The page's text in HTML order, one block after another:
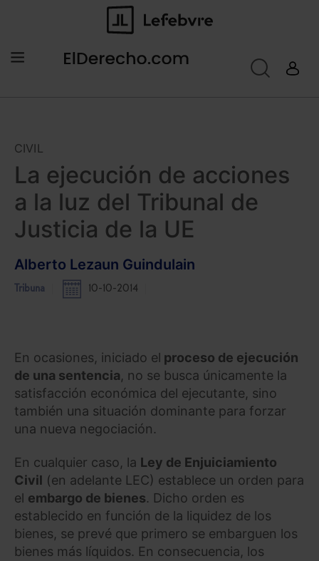
CIVIL
La ejecución de acciones
a la luz del Tribunal de
Justicia de la UE
Alberto Lezaun Guindulain
Tribuna 10-10-2014
En ocasiones, iniciado el proceso de ejecución
de una sentencia, no se busca únicamente la
satisfacción económica del ejecutante, sino
también una situación dominante para forzar
una nueva negociación.
En cualquier caso, la Ley de Enjuiciamiento
Civil (en adelante LEC) establece un orden para
el embargo de bienes. Dicho orden es
establecido en función de la liquidez de los
bienes, se prevé que primero se embarguen los
bienes más líquidos. En consecuencia, los